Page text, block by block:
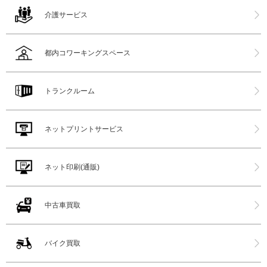
介護サービス
都内コワーキングスペース
トランクルーム
ネットプリントサービス
ネット印刷(通販)
中古車買取
バイク買取